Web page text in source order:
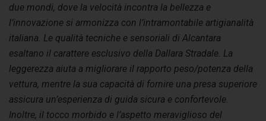
due mondi, dove la velocità incontra la bellezza e
l’innovazione si armonizza con l’intramontabile artigianalità
italiana. Le qualità tecniche e sensoriali di Alcantara
esaltano il carattere esclusivo della Dallara Stradale. La
leggerezza aiuta a migliorare il rapporto peso/potenza della
vettura, mentre la sua capacità di fornire una presa superiore
assicura un’esperienza di guida sicura e confortevole.
Inoltre, il tocco morbido e l’aspetto meraviglioso del